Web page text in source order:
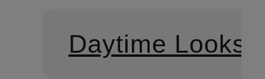
Daytime Looks